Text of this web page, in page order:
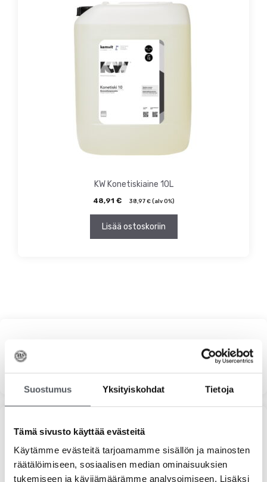
Suostumus Yksityiskohdat Tietoja
Tämä sivusto käyttää evästeitä
Käytämme evästeitä tarjoamamme sisällön ja mainosten
räätälöimiseen, sosiaalisen median ominaisuuksien
tukemiseen ja kävijämäärämme analysoimiseen. Lisäksi
KW Konetiskiaine 10L
48,91 € 38,97 €(alv 0%)
Lisää ostoskoriin
Suodata hinnan mukaan
Hinta:30 € —50 €